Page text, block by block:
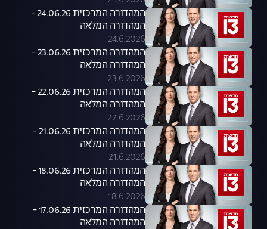
המהדורה המרכזית 24.06.26 -
המהדורה המלאה
24.6.2026
המהדורה המרכזית 23.06.26 -
המהדורה המלאה
23.6.2026
המהדורה המרכזית 22.06.26 -
המהדורה המלאה
22.6.2026
המהדורה המרכזית 21.06.26 -
המהדורה המלאה
21.6.2026
המהדורה המרכזית 18.06.26 -
המהדורה המלאה
18.6.2026
המהדורה המרכזית 17.06.26 -
המהדורה המלאה